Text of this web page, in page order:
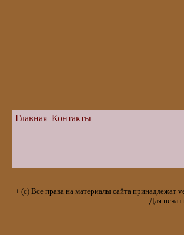
Главная Контакты
+ (с) Все права на материалы сайта
Для